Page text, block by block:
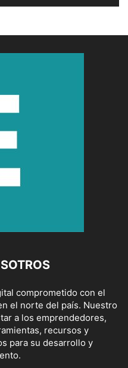
comprometido con el
el norte del país. Nuestro
a los emprendedores,
recursos y
para su desarrollo y